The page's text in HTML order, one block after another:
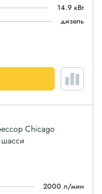
14.9 кВт
дизель
Chicago
шасси
2000 л/мин